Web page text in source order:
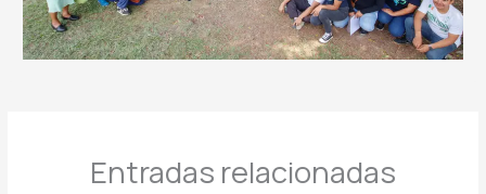
Entradas relacionadas